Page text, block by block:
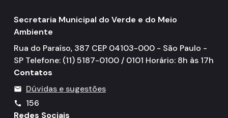
Secretaria Municipal do Verde e do Meio
Ambiente
Rua do Paraíso, 387 CEP 04103-000 - São Paulo -
SP Telefone: (11) 5187-0100 / 0101 Horário: 8h às 17h
Contatos
mail Dúvidas e sugestões
call
156
Redes Sociais